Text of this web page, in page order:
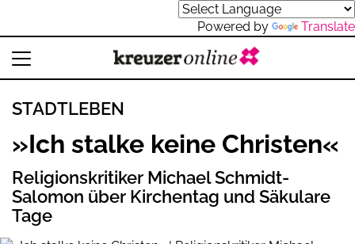
Powered by Translate
STADTLEBEN
»Ich stalke keine Christen«
Religionskritiker Michael Schmidt-
Salomon über Kirchentag und Säkulare
Tage